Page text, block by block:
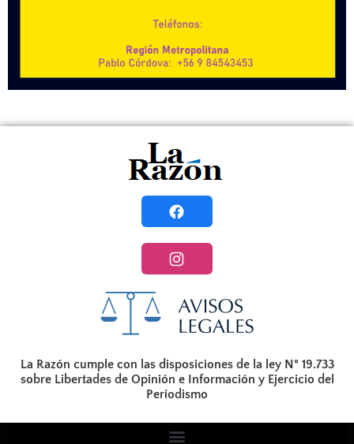
La Razón cumple con las disposiciones de la ley N° 19.733
sobre Libertades de Opinión e Información y Ejercicio del
Periodismo